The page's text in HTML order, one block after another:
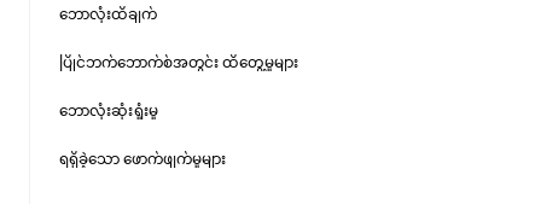
ဘောလုံးထိချက်
ပြိုင်ဘက်ဘောက်စ်အတွင်း ထိတွေ့မှုများ
ဘောလုံးဆုံးရှုံးမှု
ရရှိခဲ့သော ဖောက်ဖျက်မှုများ